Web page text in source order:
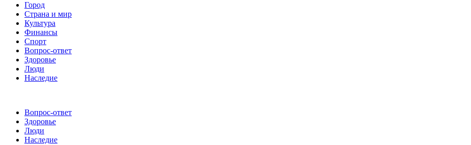
Город
Страна и мир
Культура
Финансы
Спорт
Вопрос-ответ
Здоровье
Люди
Наследие
Вопрос-ответ
Здоровье
Люди
Наследие